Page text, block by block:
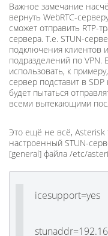
Важное замечание
вернуть WebRTC-
сможет отправить RTP-
сервера. Т.е. STUN-
подключения клиентов
подразделений по
использовать, к
сервер подставит в
будет пытаться
всеми вытекающими
Это ещё не всё, Asterisk
настроенный STUN-
[general] файла /etc/
icesupport=yes